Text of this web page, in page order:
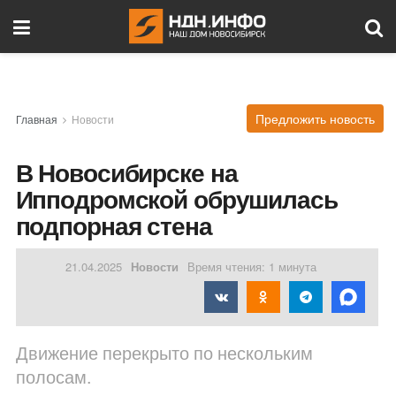
Главная Новости Предложить новость
В Новосибирске на
Ипподромской обрушилась
подпорная стена
21.04.2025 Новости Время чтения: 1 минута
Движение перекрыто по нескольким
полосам.